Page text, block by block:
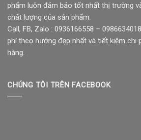
phẩm luôn đảm bảo tốt nhất thị trường
chất lượng của sản phẩm.
Call, FB, Zalo : 0936166558 –
phí theo hướng đẹp nhất và tiết kiệm chi
hàng.
CHÚNG TÔI TRÊN FACEBOOK